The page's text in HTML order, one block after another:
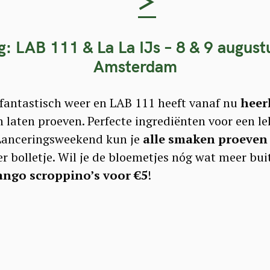
LAB 111 & La La IJs – 8 & 9
Amsterdam
weer en LAB 111 heeft vanaf nu
proeven. Perfecte ingrediënten voor een
kun je alle smaken proeven
bolletje. Wil je de bloemetjes nóg wat meer
scroppino’s voor €5!